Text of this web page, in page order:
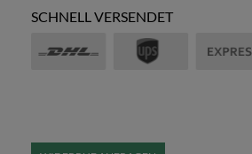
SCHNELL VERSENDET